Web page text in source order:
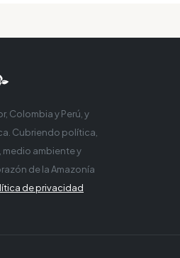
Colombia y Perú, y
Cubriendo política,
medio ambiente y
de la Amazonía
de privacidad